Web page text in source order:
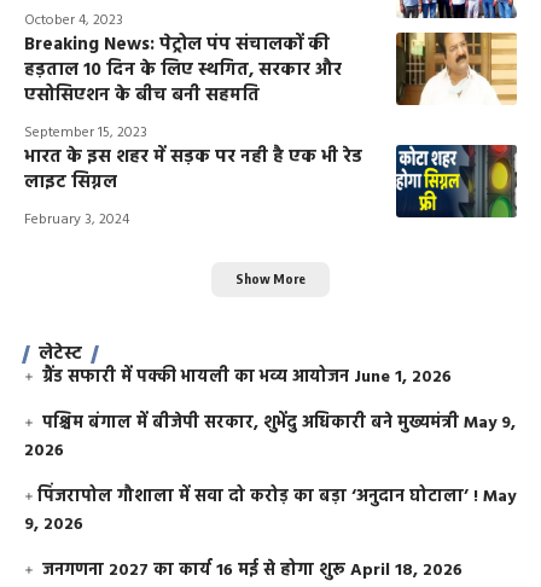
October 4, 2023
Breaking News: पेट्रोल पंप संचालकों की
हड़ताल 10 दिन के लिए स्थगित, सरकार और
एसोसिएशन के बीच बनी सहमति
September 15, 2023
भारत के इस शहर में सड़क पर नही है एक भी रेड
लाइट सिग्नल
February 3, 2024
Show More
लेटेस्ट
ग्रैंड सफारी में पक्की भायली का भव्य आयोजन June 1, 2026
पश्चिम बंगाल में बीजेपी सरकार, शुभेंदु अधिकारी बने मुख्यमंत्रीMay 9,
2026
​पिंजरापोल गौशाला में सवा दो करोड़ का बड़ा ‘अनुदान घोटाला’ !May
9, 2026
जनगणना 2027 का कार्य 16 मई से होगा शुरूApril 18, 2026